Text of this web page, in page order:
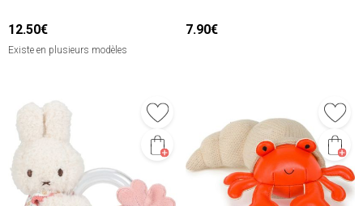
12.50€
Existe en plusieurs modèles
7.90€